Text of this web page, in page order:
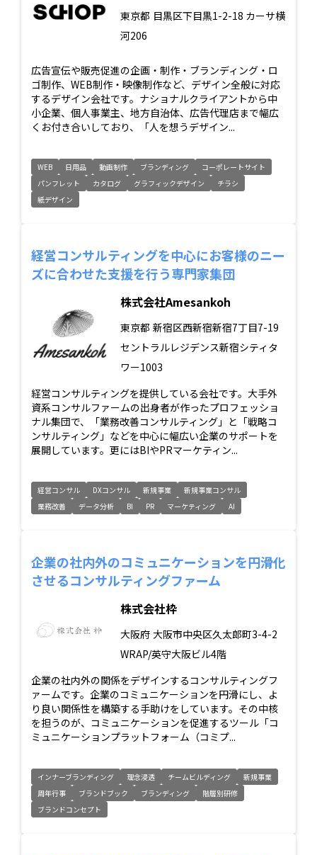
東京都 目黒区下目黒1-2-18 カーサ横
河206
広告宣伝や販売促進の企画・制作・ブランディング・ロ
ゴ制作、WEB制作・映像制作など、デザイン全般に対応
するデザイン会社です。ナショナルクライアントから中
小企業、個人事業主、地方自治体、広告代理店まで幅広
くお付き合いしており、「人を想うデザイン...
WEB 日用品 動画制作 ブランディング
コーポレートサイト
パンフレット
カタログ グラフィックデザイン
チラシ
紙デザイン
経営コンサルティングを中心にお客様のニー
ズに合わせた支援を行う専門家集団
株式会社Amesankoh
東京都 新宿区西新宿新宿7丁目7-19
セントラルレジデンス新宿シティタ
ワー1003
経営コンサルティングを提供している会社です。大手外
資系コンサルファームの出身者が作ったプロフェッショ
ナル集団で、「業務改善コンサルティング」と「戦略コ
ンサルティング」などを中心に幅広い企業のサポートを
展開しています。更にはBIやPRマーケティン...
経営コンサル DXコンサル 新規事業
新規事業コンサル
業務改善
データ分析 BI PR マーケティング AI
企業の社内外のコミュニケーションを円滑化
させるコンサルティングファーム
株式会社枠
大阪府 大阪市中央区久太郎町3-4-2
WRAP/英守大阪ビル4階
企業の社内外の関係をデザインするコンサルティングフ
ァームです。企業のコミュニケーションを円滑にし、よ
り良い関係性を構築する手助けをしています。その中核
を担うのが、コミュニケーションを促進するツール「コ
ミュニケーションプラットフォーム（コミプ...
インナーブランディング 理念浸透 チームビルディング
新規事業
周年行事
ブランドブック ブランディング
階層別研修
ブランドコンセプト